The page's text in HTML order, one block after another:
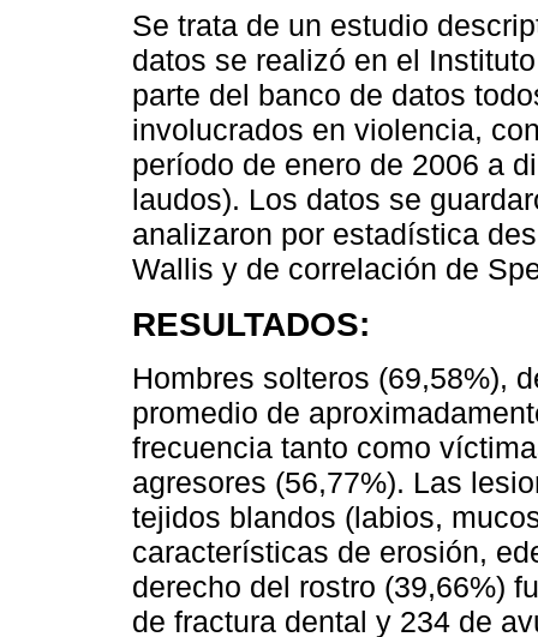
Se trata de un estudio
datos se realizó en el
parte del banco de datos
involucrados en violencia,
período de enero de 2006 a
laudos). Los datos se
analizaron por estadística
Wallis y de correlación de
RESULTADOS:
Hombres solteros (69,58%),
promedio de
frecuencia tanto como
agresores (56,77%). Las
tejidos blandos (labios,
características de erosión,
derecho del rostro (39,66%)
de fractura dental y 234 de